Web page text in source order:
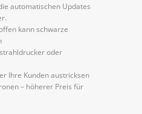
automatischen Updates
kann schwarze
oder
Ihre Kunden austricksen
– höherer Preis für